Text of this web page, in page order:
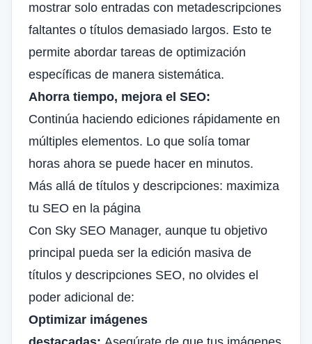
mostrar solo entradas con metadescripciones
faltantes o títulos demasiado largos. Esto te
permite abordar tareas de optimización
específicas de manera sistemática.
Ahorra tiempo, mejora el SEO:
Continúa haciendo ediciones rápidamente en
múltiples elementos. Lo que solía tomar
horas ahora se puede hacer en minutos.
Más allá de títulos y descripciones: maximiza
tu SEO en la página
Con Sky SEO Manager, aunque tu objetivo
principal pueda ser la edición masiva de
títulos y descripciones SEO, no olvides el
poder adicional de:
Optimizar imágenes